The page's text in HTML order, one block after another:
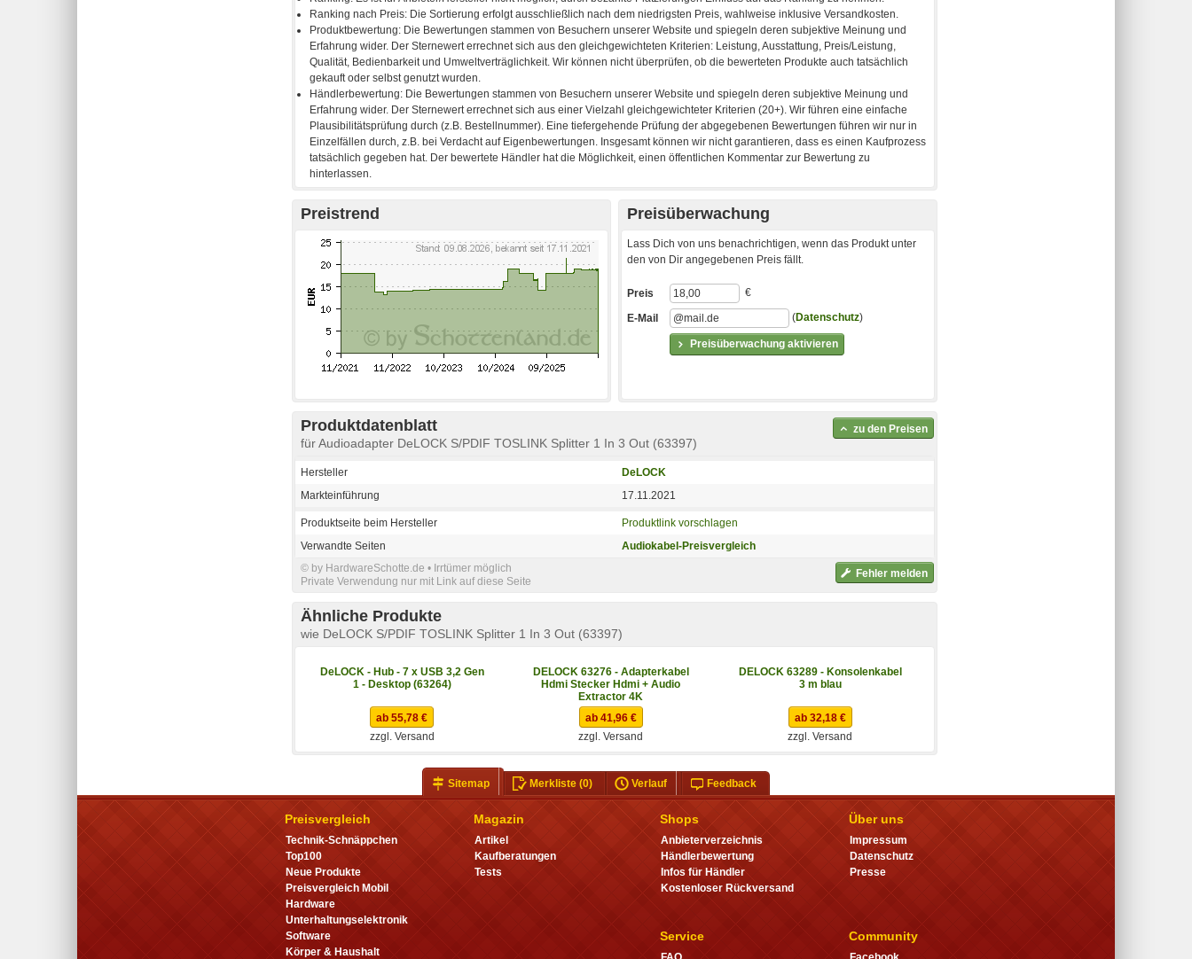
Preistrend Preisüberwachung
Lass Dich von uns benachrichtigen, wenn das Produkt unter
den von Dir angegebenen Preis fällt.
Preisüberwachung aktivieren
Preis €
E-Mail (Datenschutz)
Produktdatenblatt
für Audioadapter DeLOCK S/PDIF TOSLINK Splitter 1 In 3 Out (63397)
zu den Preisen
Hersteller
DeLOCK
Markteinführung
17.11.2021
Produktseite beim Hersteller
Produktlink vorschlagen
Verwandte Seiten
Audiokabel-Preisvergleich
Fehler melden
© by HardwareSchotte.de • Irrtümer möglich
Private Verwendung nur mit Link auf diese Seite
Ähnliche Produkte
wie DeLOCK S/PDIF TOSLINK Splitter 1 In 3 Out (63397)
DeLOCK - Hub - 7 x USB 3,2 Gen
1 - Desktop (63264)
DELOCK 63276 - Adapterkabel
Hdmi Stecker Hdmi + Audio
Extractor 4K
DELOCK 63289 - Konsolenkabel
3 m blau
ab 55,78 €
zzgl. Versand
ab 41,96 €
zzgl. Versand
ab 32,18 €
zzgl. Versand
Sitemap Merkliste(0) Verlauf Feedback
Preisvergleich
Technik-Schnäppchen
Top100
Neue Produkte
Preisvergleich Mobil
Hardware
Unterhaltungselektronik
Software
Körper & Haushalt
Magazin
Artikel
Kaufberatungen
Tests
Shops
Anbieterverzeichnis
Händlerbewertung
Infos für Händler
Kostenloser Rückversand
Service
Über uns
Impressum
Datenschutz
Presse
Community